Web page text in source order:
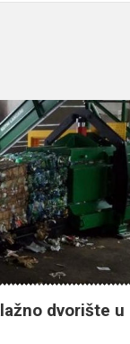
dvorište u